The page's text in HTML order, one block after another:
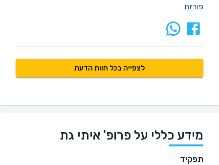
פוריות
לצפייה בכל חוות הדעת
מידע כללי על פרופ' איתי גת
תפקיד